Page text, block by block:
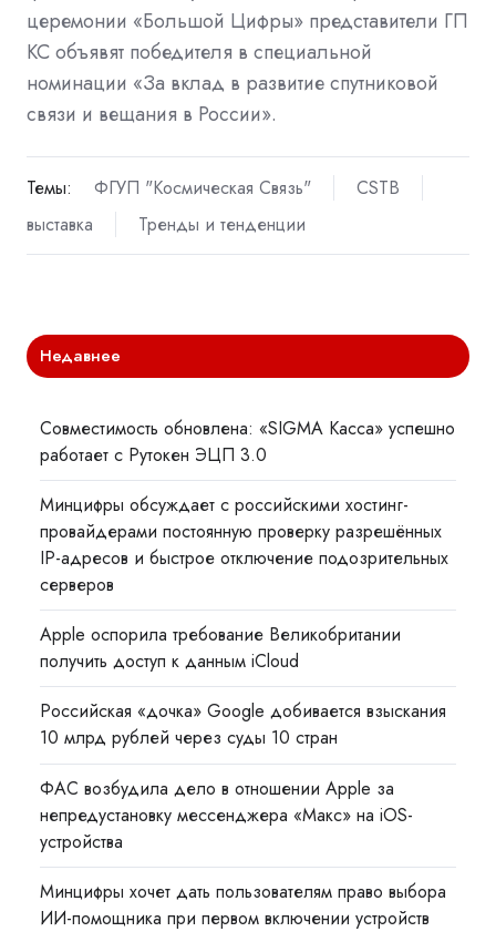
церемонии «Большой Цифры» представители ГП
КС объявят победителя в специальной
номинации «За вклад в развитие спутниковой
связи и вещания в России».
Темы: ФГУП "Космическая Связь"
CSTB
выставка
Тренды и тенденции
Недавнее
Совместимость обновлена: «SIGMA Касса» успешно
работает с Рутокен ЭЦП 3.0
Минцифры обсуждает с российскими хостинг-
провайдерами постоянную проверку разрешённых
IP-адресов и быстрое отключение подозрительных
серверов
Apple оспорила требование Великобритании
получить доступ к данным iCloud
Российская «дочка» Google добивается взыскания
10 млрд рублей через суды 10 стран
ФАС возбудила дело в отношении Apple за
непредустановку мессенджера «Макс» на iOS-
устройства
Минцифры хочет дать пользователям право выбора
ИИ-помощника при первом включении устройств